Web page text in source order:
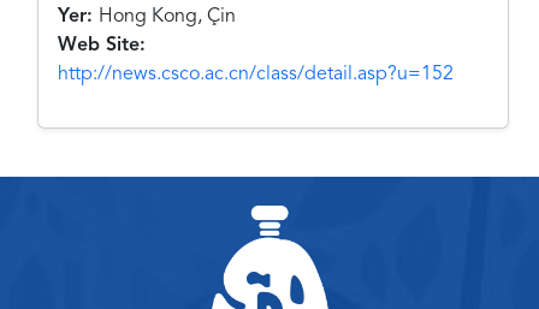
Yer: Hong Kong, Çin
Web Site:
http://news.csco.ac.cn/class/detail.asp?u=152